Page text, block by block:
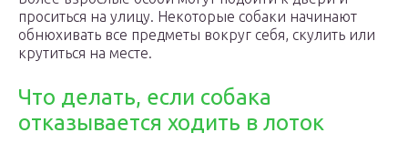
проситься на улицу. Некоторые собаки начинают
обнюхивать все предметы вокруг себя, скулить или
крутиться на месте.
Что делать, если собака
отказывается ходить в лоток